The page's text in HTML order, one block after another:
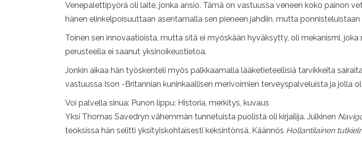
Venepalettipyörä oli laite, jonka ansio. Tämä on vastuussa veneen koko painon
hänen elinkelpoisuuttaan asentamalla sen pieneen jahdiin, mutta
Toinen sen innovaatioista, mutta sitä ei myöskään hyväksytty, oli mekanismi,
perusteella ei saanut yksinoikeustietoa.
Jonkin aikaa hän työskenteli myös palkkaamalla lääketieteellisiä tarvikkeita
vastuussa Ison -Britannian kuninkaallisen merivoimien terveyspalveluista ja jolla
Voi palvella sinua: Punon lippu: Historia, merkitys, kuvaus
Yksi Thomas Savedryn vähemmän tunnetuista puolista oli kirjailija. Julkinen
teoksissa hän selitti yksityiskohtaisesti keksintönsä. Käännös Hollantilainen